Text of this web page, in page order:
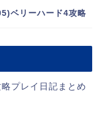
ベリーハード4攻略
プレイ日記まとめ